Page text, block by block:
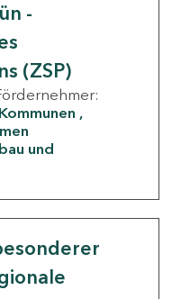
-
(ZSP)
Kommunen
und